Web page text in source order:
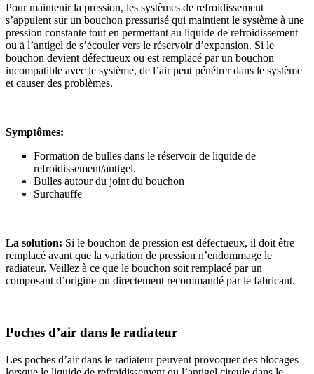
Pour maintenir la pression, les systèmes de refroidissement
s’appuient sur un bouchon pressurisé qui maintient le système à une
pression constante tout en permettant au liquide de refroidissement
ou à l’antigel de s’écouler vers le réservoir d’expansion. Si le
bouchon devient défectueux ou est remplacé par un bouchon
incompatible avec le système, de l’air peut pénétrer dans le système
et causer des problèmes.
Symptômes:
Formation de bulles dans le réservoir de liquide de
refroidissement/antigel.
Bulles autour du joint du bouchon
Surchauffe
La solution: Si le bouchon de pression est défectueux, il doit être
remplacé avant que la variation de pression n’endommage le
radiateur. Veillez à ce que le bouchon soit remplacé par un
composant d’origine ou directement recommandé par le fabricant.
Poches d’air dans le radiateur
Les poches d’air dans le radiateur peuvent provoquer des blocages